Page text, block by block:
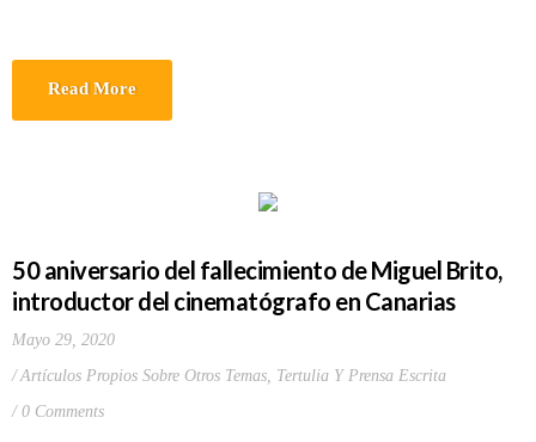
Read More
50 aniversario del fallecimiento de Miguel Brito,
introductor del cinematógrafo en Canarias
Mayo 29, 2020
Artículos Propios Sobre Otros Temas, Tertulia Y Prensa Escrita
0 Comments